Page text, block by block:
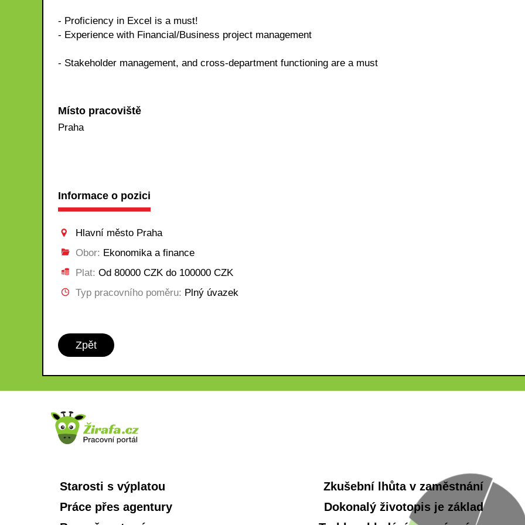
- Proficiency in Excel is a must!
- Experience with Financial/Business project management
- Stakeholder management, and cross-department functioning are a must
Místo pracoviště
Praha
Informace o pozici
Hlavní město Praha
Obor: Ekonomika a finance
Plat: Od 80000 CZK do 100000 CZK
Typ pracovního poměru: Plný úvazek
Zpět
Starosti s výplatou
Práce přes agentury
Zkušební lhůta v zaměstnání
Dokonalý životopis je základ